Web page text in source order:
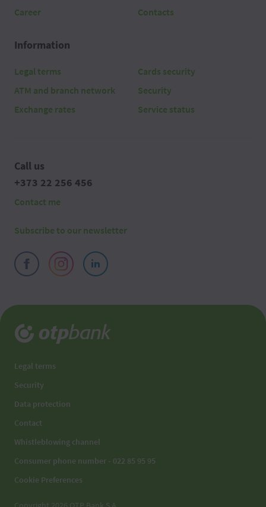
Career
Contacts
Information
Legal terms
ATM and branch network
Exchange rates
Cards security
Security
Service status
Call us
+373 22 256 456
Contact me
Subscribe to our newsletter
Legal terms
Security
Data protection
Contact
Whistleblowing channel
Consumer phone number - 022 85 95 95
Cookie Preferences